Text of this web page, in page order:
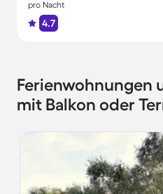
pro Nacht
4.7
Ferienwohnungen
mit Balkon oder